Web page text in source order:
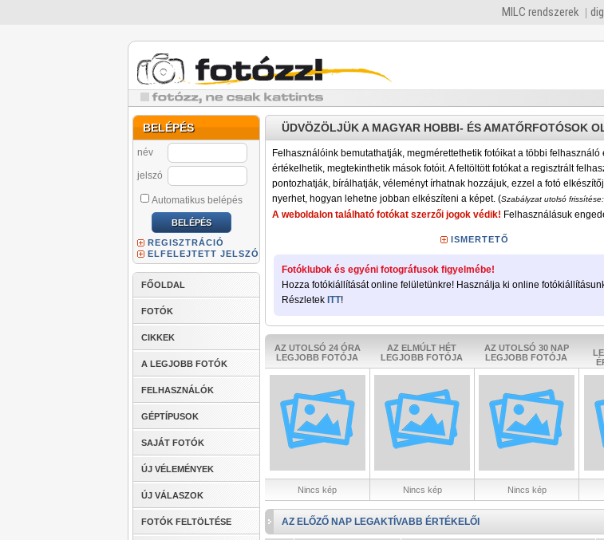
MILC rendszerek
BELÉPÉS
név
jelszó
Automatikus belépés
REGISZTRÁCIÓ
ELFELEJTETT JELSZÓ
FŐOLDAL
FOTÓK
CIKKEK
A LEGJOBB FOTÓK
FELHASZNÁLÓK
GÉPTÍPUSOK
SAJÁT FOTÓK
ÚJ VÉLEMÉNYEK
ÚJ VÁLASZOK
FOTÓK FELTÖLTÉSE
ÜDVÖZÖLJÜK A MAGYAR HOBBI- ÉS AMATŐRFOTÓSOK
Felhasználóink bemutathatják, megmérettethetik fotóikat a többi felhasználó
értékelhetik, megtekinthetik mások fotóit. A feltöltött fotókat a regisztrált
pontozhatják, bírálhatják, véleményt írhatnak hozzájuk, ezzel a fotó
nyerhet, hogyan lehetne jobban elkészíteni a képet. (Szabályzat utolsó
A weboldalon található fotókat szerzői jogok védik! Felhasználásuk
ISMERTETŐ
Fotóklubok és egyéni fotográfusok figyelmébe!
Hozza fotókiállítását online felületünkre! Használja ki online
Részletek ITT!
AZ UTOLSÓ 24 ÓRA
LEGJOBB FOTÓJA
AZ ELMÚLT HÉT
LEGJOBB FOTÓJA
AZ UTOLSÓ 30 NAP
LEGJOBB FOTÓJA
Nincs kép Nincs kép Nincs kép
AZ ELŐZŐ NAP LEGAKTÍVABB ÉRTÉKELŐI